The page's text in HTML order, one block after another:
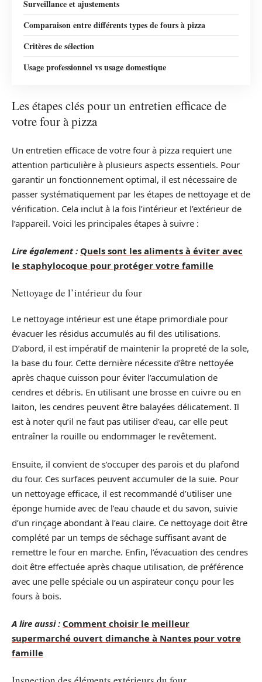
Surveillance et ajustements
Comparaison entre différents types de fours à pizza
Critères de sélection
Usage professionnel vs usage domestique
Les étapes clés pour un entretien efficace de
votre four à pizza
Un entretien efficace de votre four à pizza requiert une
attention particulière à plusieurs aspects essentiels. Pour
garantir un fonctionnement optimal, il est nécessaire de
passer systématiquement par les étapes de nettoyage et de
vérification. Cela inclut à la fois l’intérieur et l’extérieur de
l’appareil. Voici les principales étapes à suivre :
Lire également : Quels sont les aliments à éviter avec
le staphylocoque pour protéger votre famille
Nettoyage de l’intérieur du four
Le nettoyage intérieur est une étape primordiale pour
évacuer les résidus accumulés au fil des utilisations.
D’abord, il est impératif de maintenir la propreté de la sole,
la base du four. Cette dernière nécessite d’être nettoyée
après chaque cuisson pour éviter l’accumulation de
cendres et débris. En utilisant une brosse en cuivre ou en
laiton, les cendres peuvent être balayées délicatement. Il
est à noter qu’il ne faut pas utiliser d’eau, car elle peut
entraîner la rouille ou endommager le revêtement.
Ensuite, il convient de s’occuper des parois et du plafond
du four. Ces surfaces peuvent accumuler de la suie. Pour
un nettoyage efficace, il est recommandé d’utiliser une
éponge humide avec de l’eau chaude et du savon, suivie
d’un rinçage abondant à l’eau claire. Ce nettoyage doit être
complété par un temps de séchage suffisant avant de
remettre le four en marche. Enfin, l’évacuation des cendres
doit être effectuée après chaque utilisation, de préférence
avec une pelle spéciale ou un aspirateur conçu pour les
fours à bois.
A lire aussi : Comment choisir le meilleur
supermarché ouvert dimanche à Nantes pour votre
famille